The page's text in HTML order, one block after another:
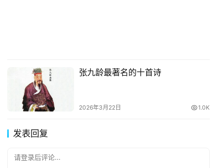
张九龄最著名的十首诗
2026年3月22日 1.0K
发表回复
请登录后评论...